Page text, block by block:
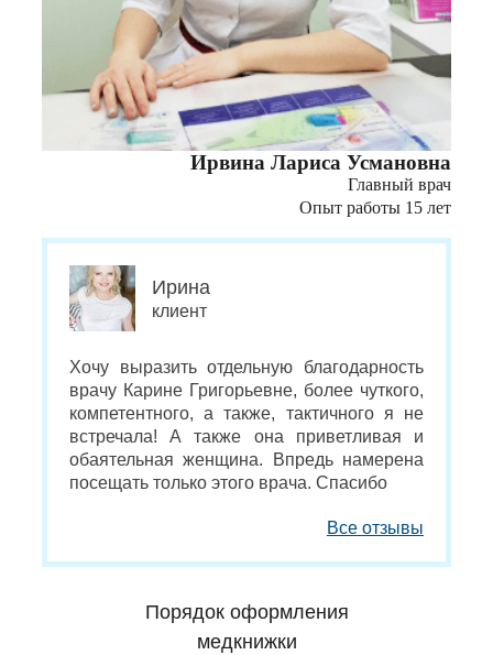
Ирвина Лариса Усмановна
Главный врач
Опыт работы 15 лет
Ирина
клиент
Хочу выразить отдельную благодарность
врачу Карине Григорьевне, более чуткого,
компетентного, а также, тактичного я не
встречала! А также она приветливая и
обаятельная женщина. Впредь намерена
посещать только этого врача. Спасибо
Все отзывы
Порядок оформления
медкнижки